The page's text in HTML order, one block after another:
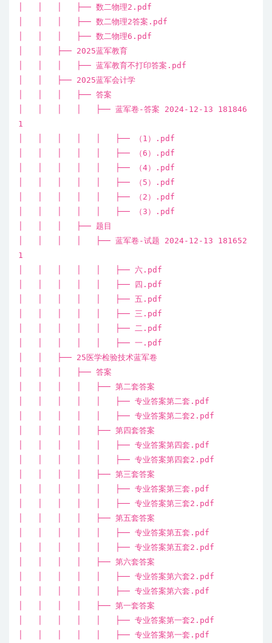
│ │ │ ├── 数二物理2.pdf
│ │ │ ├── 数二物理2答案.pdf
│ │ │ ├── 数二物理6.pdf
│ │ ├── 2025蓝军教育
│ │ │ ├── 蓝军教育不打印答案.pdf
│ │ ├── 2025蓝军会计学
│ │ │ ├── 答案
│ │ │ │ ├── 蓝军卷-答案 2024-12-13 181846
1
│ │ │ │ │ ├── （1）.pdf
│ │ │ │ │ ├── （6）.pdf
│ │ │ │ │ ├── （4）.pdf
│ │ │ │ │ ├── （5）.pdf
│ │ │ │ │ ├── （2）.pdf
│ │ │ │ │ ├── （3）.pdf
│ │ │ ├── 题目
│ │ │ │ ├── 蓝军卷-试题 2024-12-13 181652
1
│ │ │ │ │ ├── 六.pdf
│ │ │ │ │ ├── 四.pdf
│ │ │ │ │ ├── 五.pdf
│ │ │ │ │ ├── 三.pdf
│ │ │ │ │ ├── 二.pdf
│ │ │ │ │ ├── 一.pdf
│ │ ├── 25医学检验技术蓝军卷
│ │ │ ├── 答案
│ │ │ │ ├── 第二套答案
│ │ │ │ │ ├── 专业答案第二套.pdf
│ │ │ │ │ ├── 专业答案第二套2.pdf
│ │ │ │ ├── 第四套答案
│ │ │ │ │ ├── 专业答案第四套.pdf
│ │ │ │ │ ├── 专业答案第四套2.pdf
│ │ │ │ ├── 第三套答案
│ │ │ │ │ ├── 专业答案第三套.pdf
│ │ │ │ │ ├── 专业答案第三套2.pdf
│ │ │ │ ├── 第五套答案
│ │ │ │ │ ├── 专业答案第五套.pdf
│ │ │ │ │ ├── 专业答案第五套2.pdf
│ │ │ │ ├── 第六套答案
│ │ │ │ │ ├── 专业答案第六套2.pdf
│ │ │ │ │ ├── 专业答案第六套.pdf
│ │ │ │ ├── 第一套答案
│ │ │ │ │ ├── 专业答案第一套2.pdf
│ │ │ │ │ ├── 专业答案第一套.pdf